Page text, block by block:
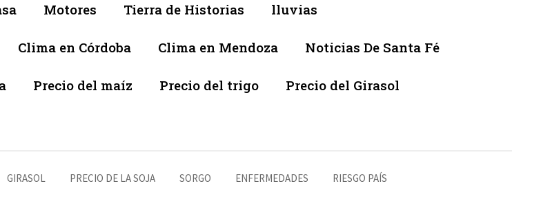
Motores Tierra de Historias lluvias
Clima en Córdoba Clima en Mendoza Noticias De Santa Fé
Precio del maíz Precio del trigo Precio del Girasol
GIRASOL PRECIO DE LA SOJA SORGO ENFERMEDADES RIESGO PAÍS